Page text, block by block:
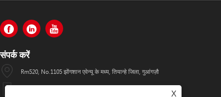
संपर्क करें
Rm520, No.1105 झोंगशान एवेन्यू के मध्य, तियान्हे जिला, गुआंगज़ौ
X